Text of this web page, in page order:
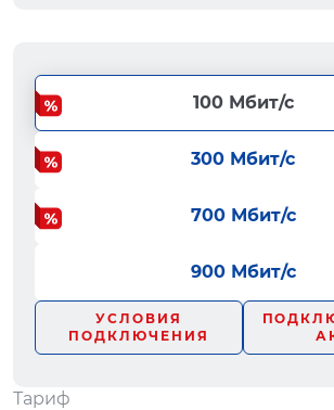
100 Мбит/с
300 Мбит/с
700 Мбит/с
900 Мбит/с
УСЛОВИЯ
ПОДКЛЮЧЕНИЯ
Тариф